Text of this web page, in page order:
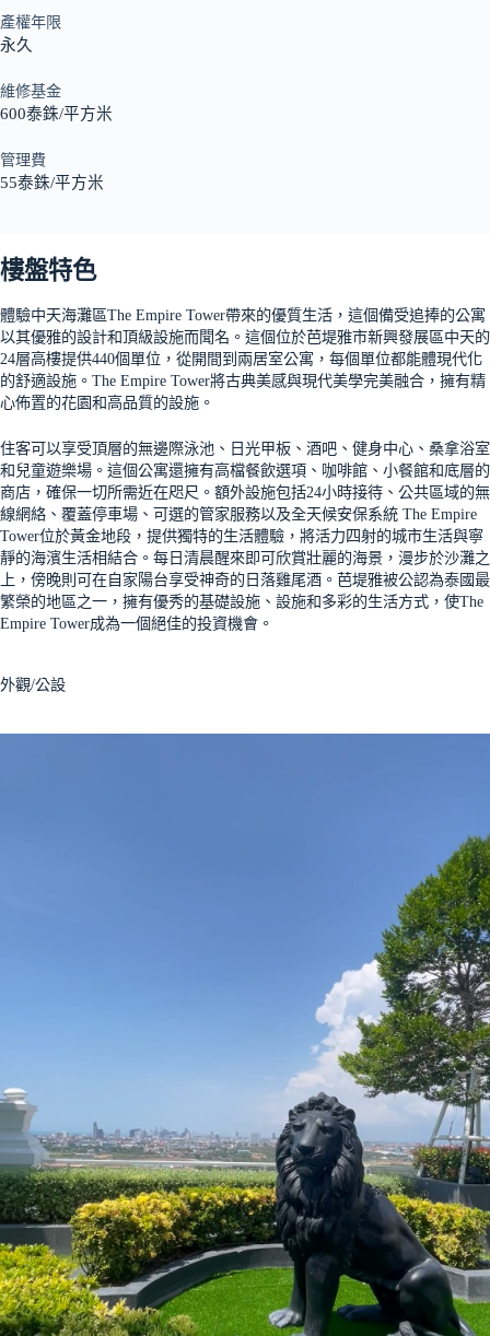
產權年限
永久
維修基金
600泰銖/平方米
管理費
55泰銖/平方米
樓盤特色
體驗中天海灘區The Empire Tower帶來的優質生活，這個備受追捧的公寓
以其優雅的設計和頂級設施而聞名。這個位於芭堤雅市新興發展區中天的
24層高樓提供440個單位，從開間到兩居室公寓，每個單位都能體現代化
的舒適設施。The Empire Tower將古典美感與現代美學完美融合，擁有精
心佈置的花園和高品質的設施。
住客可以享受頂層的無邊際泳池、日光甲板、酒吧、健身中心、桑拿浴室
和兒童遊樂場。這個公寓還擁有高檔餐飲選項、咖啡館、小餐館和底層的
商店，確保一切所需近在咫尺。額外設施包括24小時接待、公共區域的無
線網絡、覆蓋停車場、可選的管家服務以及全天候安保系統 The Empire
Tower位於黃金地段，提供獨特的生活體驗，將活力四射的城市生活與寧
靜的海濱生活相結合。每日清晨醒來即可欣賞壯麗的海景，漫步於沙灘之
上，傍晚則可在自家陽台享受神奇的日落雞尾酒。芭堤雅被公認為泰國最
繁榮的地區之一，擁有優秀的基礎設施、設施和多彩的生活方式，使The
Empire Tower成為一個絕佳的投資機會。
外觀/公設